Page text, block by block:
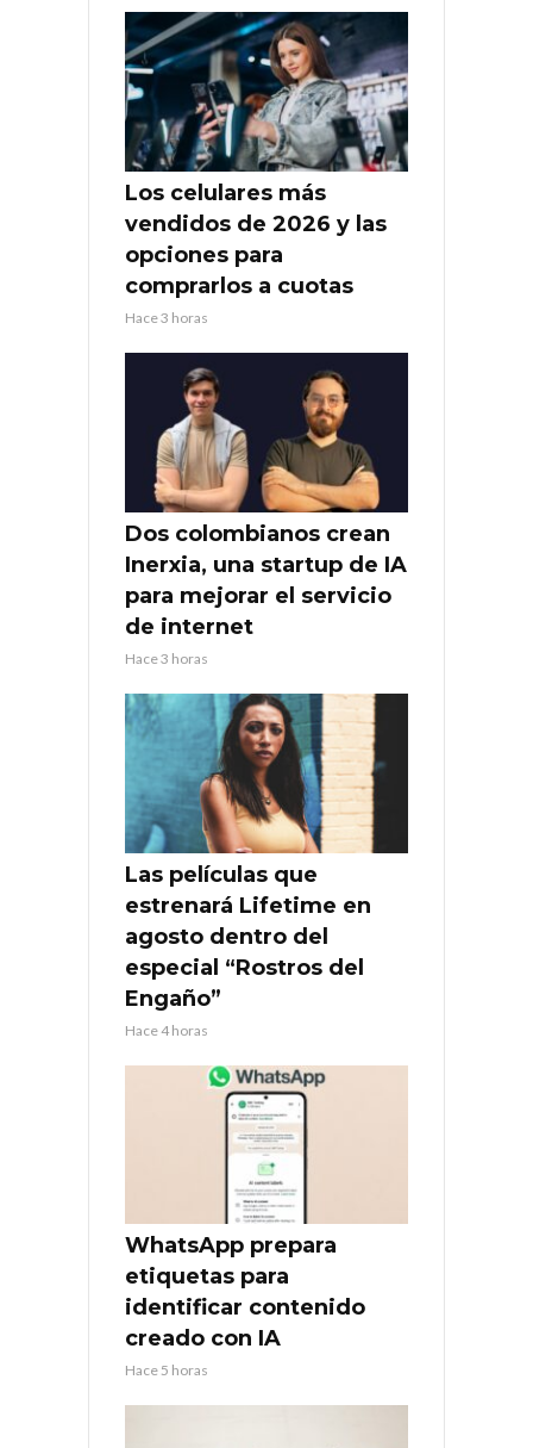
Los celulares más
vendidos de 2026 y las
opciones para
comprarlos a cuotas
Hace 3 horas
Dos colombianos crean
Inerxia, una startup de IA
para mejorar el servicio
de internet
Hace 3 horas
Las películas que
estrenará Lifetime en
agosto dentro del
especial “Rostros del
Engaño”
Hace 4 horas
WhatsApp prepara
etiquetas para
identificar contenido
creado con IA
Hace 5 horas